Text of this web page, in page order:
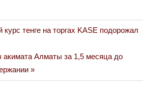
тенге на торгах KASE подорожал
Алматы за 1,5 месяца до